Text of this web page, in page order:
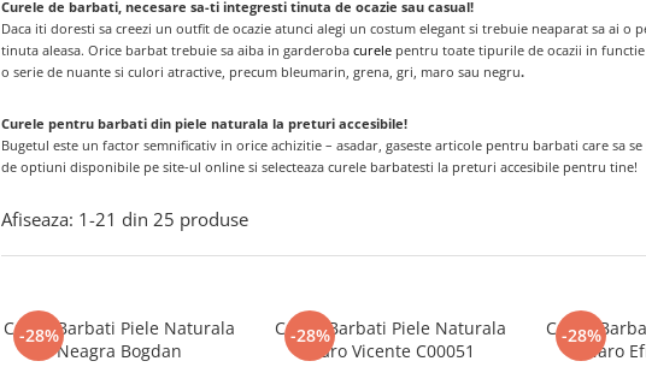
Curele de barbati, necesare sa-ti integresti tinuta de ocazie sau casual!
Daca iti doresti sa creezi un outfit de ocazie atunci alegi un costum elegant si trebuie neaparat sa ai o
tinuta aleasa. Orice barbat trebuie sa aiba in garderoba curele pentru toate tipurile de ocazii in
o serie de nuante si culori atractive, precum bleumarin, grena, gri, maro sau negru.
Curele pentru barbati din piele naturala la preturi accesibile!
Bugetul este un factor semnificativ in orice achizitie – asadar, gaseste articole pentru barbati care sa
de optiuni disponibile pe site-ul online si selecteaza curele barbatesti la preturi accesibile pentru tine!
Afiseaza: 1-21 din 25 produse
-28%
Curea Barbati Piele Naturala
Neagra Bogdan
-28%
Curea Barbati Piele Naturala
Maro Vicente C00051
-28%
Curea
Maro